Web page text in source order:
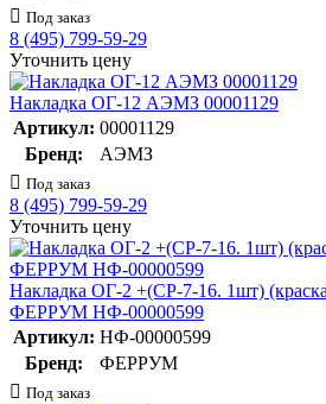
Под заказ
8 (495) 799-59-29
Уточнить цену
Накладка ОГ-12 АЭМЗ 00001129
Артикул: 00001129
Бренд:
АЭМЗ
Под заказ
8 (495) 799-59-29
Уточнить цену
Накладка ОГ-2 +(СР-7-16. 1шт)
ФЕРРУМ НФ-00000599
Артикул: НФ-00000599
Бренд:
ФЕРРУМ
Под заказ